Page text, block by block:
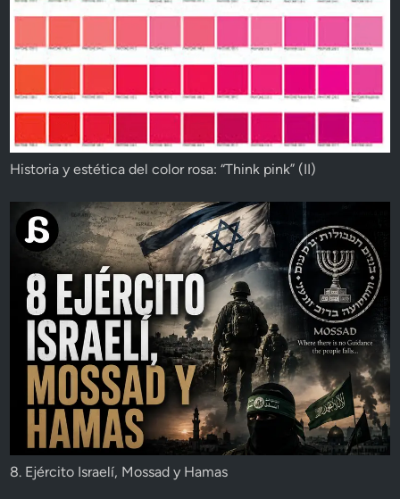
Historia y estética del color rosa: “Think pink” (II)
8. Ejército Israelí, Mossad y Hamas